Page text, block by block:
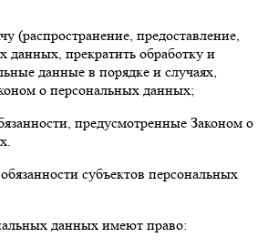
(распространение, предоставление,
данных, прекратить обработку и
данные в порядке и случаях,
о персональных данных;
предусмотренные Законом о
субъектов персональных
данных имеют право: